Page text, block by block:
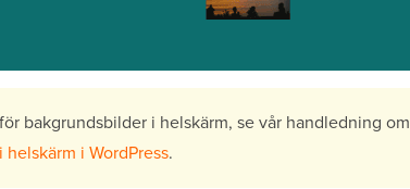
bakgrundsbilder i helskärm, se vår handledning om
i WordPress.